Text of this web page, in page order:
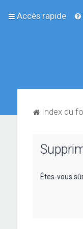
Accès rapide
Index du
Êtes-vous